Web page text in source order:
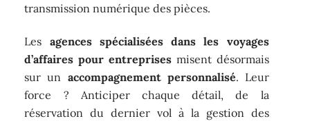
transmission numérique des pièces.
Les agences spécialisées dans les voyages
d’affaires pour entreprises misent désormais
sur un accompagnement personnalisé. Leur
force ? Anticiper chaque détail, de la
réservation du dernier vol à la gestion des